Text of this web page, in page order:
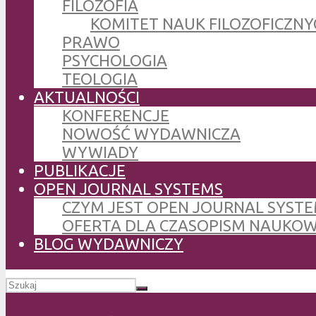
FILOZOFIA
KOMITET NAUK
PRAWO
PSYCHOLOGIA
TEOLOGIA
AKTUALNOŚCI
KONFERENCJE
NOWOŚĆ WYDAWNICZA
WYWIADY
PUBLIKACJE
OPEN JOURNAL SYSTEMS
CZYM JEST OPEN JOURNAL
OFERTA DLA CZASOPISM
BLOG WYDAWNICZY